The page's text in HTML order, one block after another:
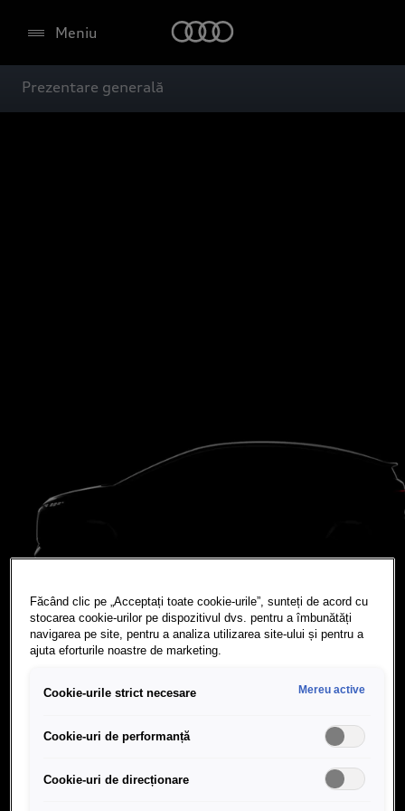
Meniu
Prezentare generală
Făcând clic pe „Acceptați toate cookie-urile”, sunteți de acord cu
stocarea cookie-urilor pe dispozitivul dvs. pentru a îmbunătăți
navigarea pe site, pentru a analiza utilizarea site-ului și pentru a
ajuta eforturile noastre de marketing.
Cookie-urile strict necesare Mereu active
Cookie-uri de performanță
Cookie-uri de direcționare